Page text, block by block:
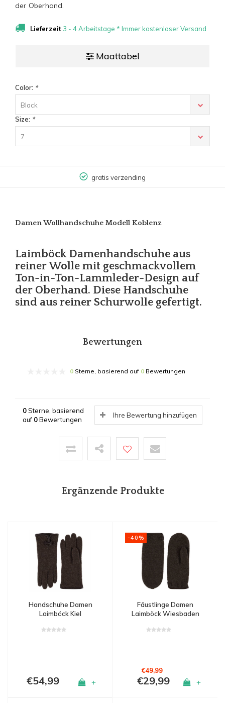
der Oberhand.
Lieferzeit 3 - 4 Arbeitstage * Immer kostenloser Versand
Maattabel
Color: *
Black
Size: *
7
gratis verzending
Damen Wollhandschuhe Modell Koblenz
Laimböck Damenhandschuhe aus
reiner Wolle mit geschmackvollem
Ton-in-Ton-Lammleder-Design auf
der Oberhand. Diese Handschuhe
sind aus reiner Schurwolle gefertigt.
Bewertungen
0 Sterne, basierend auf 0 Bewertungen
0Sterne, basierend
auf 0Bewertungen
Ihre Bewertung hinzufügen
Ergänzende Produkte
Handschuhe Damen
Laimböck Kiel
€54,99 +
-40%
Fäustlinge Damen
Laimböck Wiesbaden
€49,99
€29,99 +